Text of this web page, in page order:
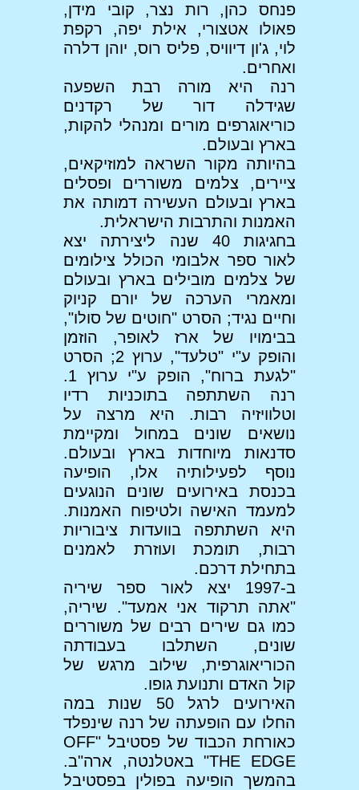
פנחס כהן, רות נצר, קובי מידן,
פאולו אטצורי, אילת יפה, רקפת
לוי, ג'ון דיוויס, פליס רוס, יוהן דלרה
ואחרים.
רנה היא מורה רבת השפעה
שגידלה דור של רקדנים
כוריאוגרפים מורים ומנהלי להקות,
בארץ ובעולם.
בהיותה מקור השראה למוזיקאים,
ציירים, צלמים משוררים ופסלים
בארץ ובעולם העשירה דמותה את
האמנות והתרבות הישראלית.
בחגיגות 40 שנה ליצירתה יצא
לאור ספר אלבומי הכולל צילומים
של צלמים מובילים בארץ ובעולם
ומאמרי הערכה של יורם קניוק
וחיים נגיד; הסרט "חוטים של סולו",
בבימויו של ארז לאופר, הוזמן
והופק ע"י "טלעד", ערוץ 2; הסרט
"לגעת ברוח", הופק ע"י ערוץ 1.
רנה השתתפה בתוכניות רדיו
וטלוויזיה רבות. היא מרצה על
נושאים שונים במחול ומקיימת
סדנאות מיוחדות בארץ ובעולם.
נוסף לפעילותיה אלו, הופיעה
בכנסת באירועים שונים הנוגעים
למעמד האישה ולטיפוח האמנות.
היא השתתפה בוועדות ציבוריות
רבות, תומכת ועוזרת לאמנים
בתחילת דרכם.
ב-1997 יצא לאור ספר שיריה
"אתה תרקוד אני אמעד". שיריה,
כמו גם שירים רבים של משוררים
שונים, השתלבו בעבודתה
הכוריאוגרפית, שילוב מרגש של
קול האדם ותנועת גופו.
האירועים לרגל 50 שנות במה
החלו עם הופעתה של רנה שינפלד
כאורחת הכבוד של פסטיבל "OFF
THE EDGE" באטלנטה, ארה"ב.
בהמשך הופיעה בפולין בפסטיבל